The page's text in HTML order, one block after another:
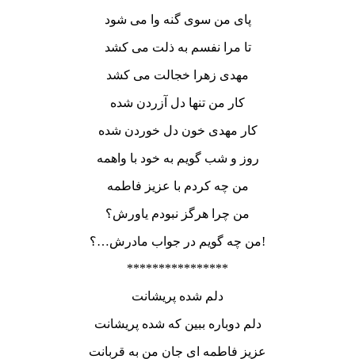
پای من سوی گنه وا می شود
تا مرا نفسم به ذلت می کشد
مهدی زهرا خجالت می کشد
کار من تنها دل آزردن شده
کار مهدی خون دل خوردن شده
روز و شب گویم به خود با واهمه
من چه کردم با عزیز فاطمه
من چرا هرگز نبودم یاورش؟
من چه گویم در جواب مادرش…؟!
****************
دلم شده پریشانت
دلم دوباره ببین که شده پریشانت
عزیز فاطمه ای جان من به قربانت